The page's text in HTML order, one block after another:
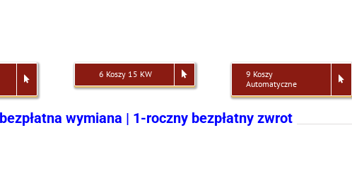
6 Koszy 15 KW
9 Koszy
Automatyczne
wymiana | 1-roczny bezpłatny zwrot